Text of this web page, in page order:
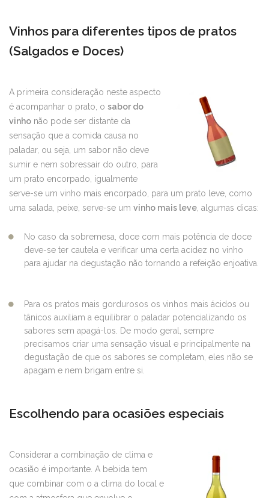
Vinhos para diferentes tipos de pratos
(Salgados e Doces)
A primeira consideração neste aspecto
é acompanhar o prato, o sabor do
vinho não pode ser distante da
sensação que a comida causa no
paladar, ou seja, um sabor não deve
sumir e nem sobressair do outro, para
um prato encorpado, igualmente
serve-se um vinho mais encorpado, para um prato leve, como
uma salada, peixe, serve-se um vinho mais leve , algumas dicas:
No caso da sobremesa, doce com mais potência de doce
deve-se ter cautela e verificar uma certa acidez no vinho
para ajudar na degustação não tornando a refeição enjoativa.
Para os pratos mais gordurosos os vinhos mais ácidos ou
tânicos auxiliam a equilibrar o paladar potencializando os
sabores sem apagá-los. De modo geral, sempre
precisamos criar uma sensação visual e principalmente na
degustação de que os sabores se completam, eles não se
apagam e nem brigam entre si.
Escolhendo para ocasiões especiais
Considerar a combinação de clima e
ocasião é importante. A bebida tem
que combinar com o a clima do local e